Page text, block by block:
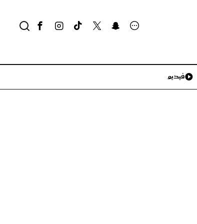
فيديو
لايف ستايل